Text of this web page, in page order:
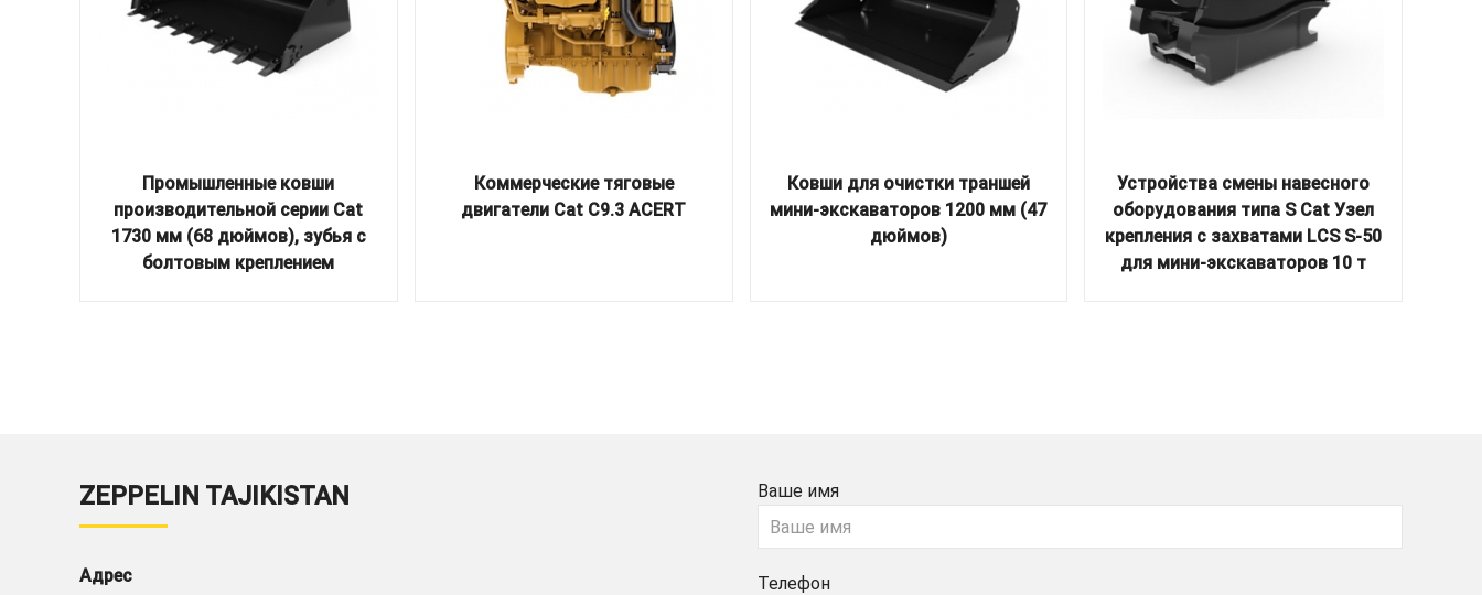
Промышленные ковши
производительной серии Cat
1730 мм (68 дюймов), зубья с
болтовым креплением
Коммерческие тяговые
двигатели Cat C9.3 ACERT
Ковши для очистки траншей
мини-экскаваторов 1200 мм (47
дюймов)
Устройства смены навесного
оборудования типа S Cat Узел
крепления с захватами LCS S-50
для мини-экскаваторов 10 т
ZEPPELIN TAJIKISTAN
Адрес
Ваше имя
Телефон